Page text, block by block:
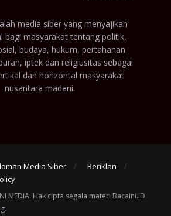
media siber yang menyajikan
bagi masyarakat tentang politik,
budaya, hukum, pertahanan
iptek dan religiusitas sebagai
dan horizontal masyarakat
nusantara madani.
Media Siber
Beriklan
MEDIA. Hak cipta segala materi Bacaini.ID